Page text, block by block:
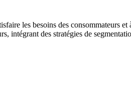
les besoins des consommateurs
intégrant des stratégies de